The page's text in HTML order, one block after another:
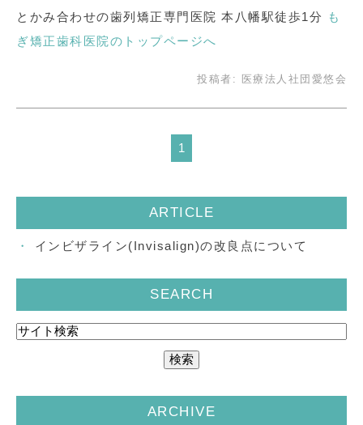
とかみ合わせの歯列矯正専門医院 本八幡駅徒歩1分
も
ぎ矯正歯科医院のトップページへ
投稿者: 医療法人社団愛悠会
1
ARTICLE
インビザライン(Invisalign)の改良点について
SEARCH
ARCHIVE